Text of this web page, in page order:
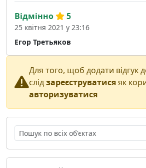
Егор Третьяков
Відмінно 5
25 квітня 2021 у 23:16
Для того, щоб додати відгук
слідзареєструватисяяк
авторизуватися